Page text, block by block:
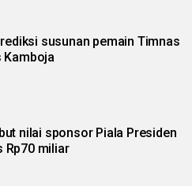
susunan pemain Timnas
Kamboja
nilai sponsor Piala Presiden
Rp70 miliar